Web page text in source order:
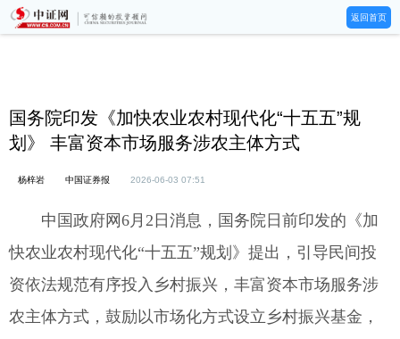
返回首页
国务院印发《加快农业农村现代化“十五五”规
划》 丰富资本市场服务涉农主体方式
杨梓岩 中国证券报 2026-06-03 07:51
中国政府网6月2日消息，国务院日前印发的《加
快农业农村现代化“十五五”规划》提出，引导民间投
资依法规范有序投入乡村振兴，丰富资本市场服务涉
农主体方式，鼓励以市场化方式设立乡村振兴基金，